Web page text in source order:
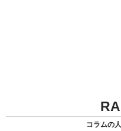
コラムの